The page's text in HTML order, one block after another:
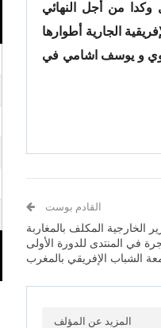
وكدا من أجل النهائي
الجارية أطوارها
و يوسف اشامي في
القادم بوست
الخارجية المكلف بالمغاربة
في المنتدى للدورة الأولى
الشباب الإفريقي بالمغرب
المزيد عن المؤلف